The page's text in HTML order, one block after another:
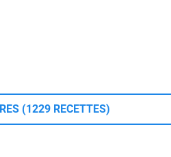
(1229 RECETTES)